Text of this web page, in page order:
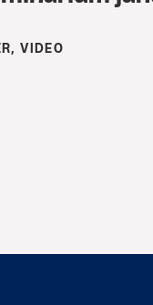
VIDEO